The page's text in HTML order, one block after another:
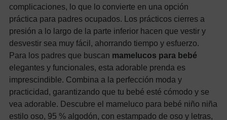
complicaciones, lo que lo convierte en una opción
práctica para padres ocupados. Los prácticos cierres a
presión a lo largo de la parte inferior hacen que vestir y
desvestir sea muy fácil, ahorrando tiempo y esfuerzo.
Para los padres que buscan mamelucos para bebé
elegantes y funcionales, esta adorable prenda es
imprescindible. Combina a la perfección moda y
practicidad, garantizando que tu bebé esté cómodo y se
vea adorable. Descubre el mameluco para bebé niño niña
estilo oso, 95 % algodón, con estampado de oso y letras,